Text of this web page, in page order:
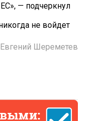
— подчеркнул
не войдет
Евгений Шереметев